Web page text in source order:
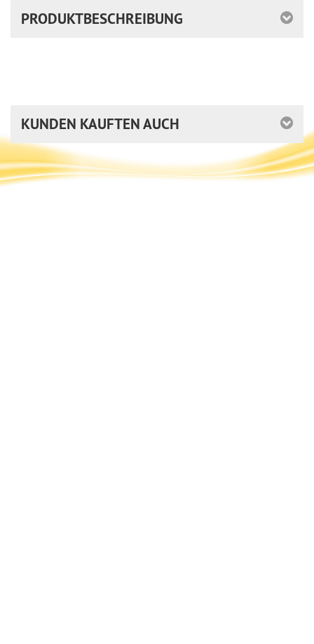
PRODUKTBESCHREIBUNG
KUNDEN KAUFTEN AUCH